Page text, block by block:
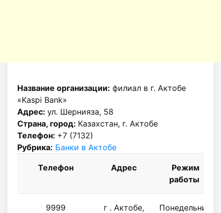
Название организации: филиал в г. Актобе
«Kaspi Bank»
Адрес: ул. Шернияза, 58
Страна, город: Казахстан, г. Актобе
Телефон: +7 (7132)
Рубрика: Банки в Актобе
Телефон Адрес
Режим
работы
9999
г . Актобе,
Понедельник